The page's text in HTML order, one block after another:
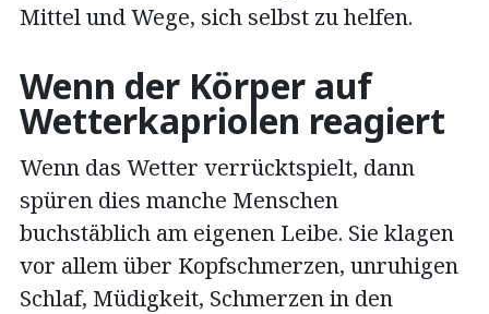
Mittel und Wege, sich selbst zu helfen.
Wenn der Körper auf
Wetterkapriolen reagiert
Wenn das Wetter verrücktspielt, dann
spüren dies manche Menschen
buchstäblich am eigenen Leibe. Sie klagen
vor allem über Kopfschmerzen, unruhigen
Schlaf, Müdigkeit, Schmerzen in den